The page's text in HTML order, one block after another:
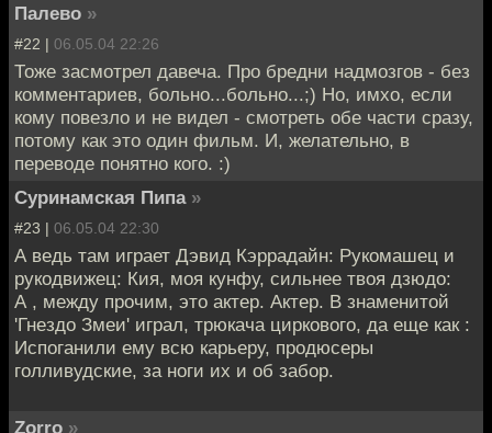
Палево »
#22 | 06.05.04 22:26
Тоже засмотрел давеча. Про бредни надмозгов - без
комментариев, больно...больно...;) Но, имхо, если
кому повезло и не видел - смотреть обе части сразу,
потому как это один фильм. И, желательно, в
переводе понятно кого. :)
Суринамская Пипа »
#23 | 06.05.04 22:30
А ведь там играет Дэвид Кэррадайн: Рукомашец и
рукодвижец: Кия, моя кунфу, сильнее твоя дзюдо:
А , между прочим, это актер. Актер. В знаменитой
'Гнездо Змеи' играл, трюкача циркового, да еще как :
Испоганили ему всю карьеру, продюсеры
голливудские, за ноги их и об забор.
Zorro »